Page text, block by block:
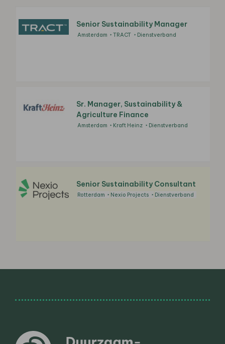
Senior Sustainability Manager
Amsterdam TRACT Dienstverband
Sr. Manager, Sustainability &
Agriculture Finance
Amsterdam Kraft Heinz Dienstverband
Senior Sustainability Consultant
Rotterdam Nexio Projects Dienstverband